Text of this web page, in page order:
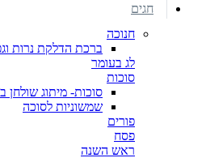
חגים
חנוכה
ברכת הדלקת נרות
לג בעומר
סוכות
סוכות- מיתוג שולחן
שמשוניות לסוכה
פורים
פסח
ראש השנה